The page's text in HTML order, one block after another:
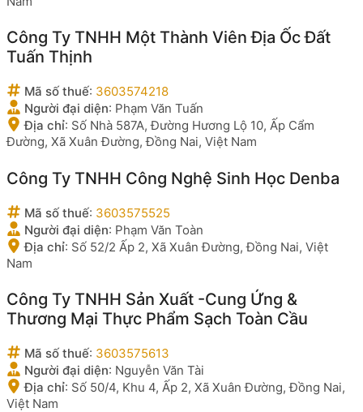
Công Ty TNHH Một Thành Viên Địa Ốc Đất
Tuấn Thịnh
Mã số thuế: 3603574218
Người đại diện: Phạm Văn Tuấn
Địa chỉ: Số Nhà 587A, Đường Hương Lộ 10, Ấp Cẩm
Đường, Xã Xuân Đường, Đồng Nai, Việt Nam
Công Ty TNHH Công Nghệ Sinh Học Denba
Mã số thuế: 3603575525
Người đại diện: Phạm Văn Toàn
Địa chỉ: Số 52/2 Ấp 2, Xã Xuân Đường, Đồng Nai, Việt
Nam
Công Ty TNHH Sản Xuất -Cung Ứng &
Thương Mại Thực Phẩm Sạch Toàn Cầu
Mã số thuế: 3603575613
Người đại diện: Nguyễn Văn Tài
Địa chỉ: Số 50/4, Khu 4, Ấp 2, Xã Xuân Đường, Đồng Nai,
Việt Nam